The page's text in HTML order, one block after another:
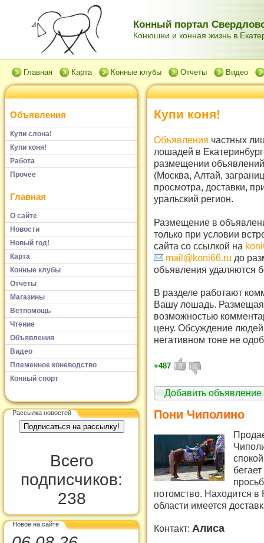
Конный портал
Конюшни и конная жизнь в
Главная Карта Конные клубы Отчеты Видео
Объявления
Купи слона!
Купи коня!
Работа
Прочее
Главная
О сайте
Новости
Новый год!
Карта
Конные клубы
Отчеты
Магазины
Ветпомощь
Чтение
Объявления
Видео
Племенное коневодство
Конный спорт
Рассылка новостей
Всего
подписчиков:
238
Новое на сайте
Купи коня!
Объявления частных
лошадей в
размещении
(Москва, Алтай,
просмотра, доставки,
уральский регион.
Размещение в
только при условии
сайта со ссылкой на
mail@koni66.ru до
объявления удаляются
В разделе работают
Вашу лошадь. Размещая
возможностью
цену. Обсуждение
негативном тоне не
+487
Добавить объявление
Пони Чиполино
потомство. Находится
области имеется
Контакт: Алиса